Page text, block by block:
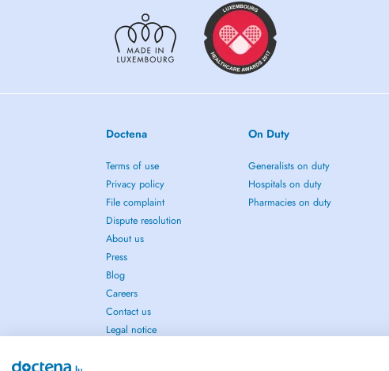
Doctena
Terms of use
Privacy policy
File complaint
Dispute resolution
About us
Press
Blog
Careers
Contact us
Legal notice
On Duty
Generalists on duty
Hospitals on duty
Pharmacies on duty